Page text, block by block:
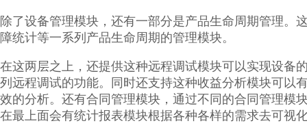
除了设备管理模块，还有一部分是产品生命周期管理。
障统计等一系列产品生命周期的管理模块。
在这两层之上，还提供这种远程调试模块可以实现设备
列远程调试的功能。同时还支持这种收益分析模块可以
效的分析。还有合同管理模块，通过不同的合同管理模
在最上面会有统计报表模块根据各种各样的需求去可视